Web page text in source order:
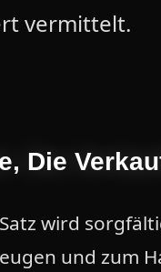
vermittelt.
Die
wird
und zum